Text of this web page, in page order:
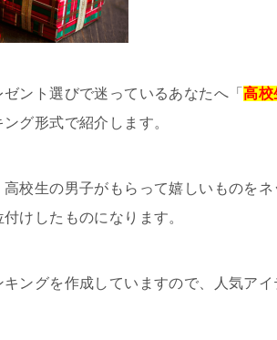
ント選びで迷っているあなたへ「高校
グ形式で紹介します。
校生の男子がもらって嬉しいものを
けしたものになります。
ングを作成していますので、人気ア